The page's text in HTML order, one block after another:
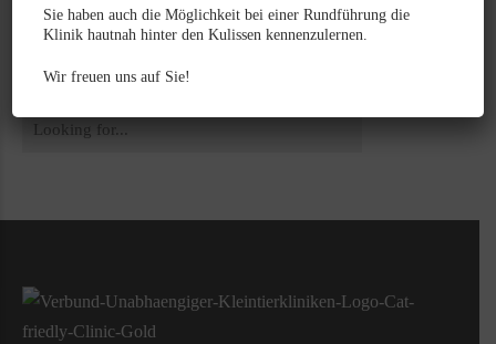
Veranstaltungen
Sie haben auch die Möglichkeit bei einer Rundführung die
Klinik hautnah hinter den Kulissen kennenzulernen.
Wir freuen uns auf Sie!